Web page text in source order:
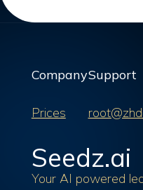
Company
Prices
Support
Seedz.ai
Your AI powered